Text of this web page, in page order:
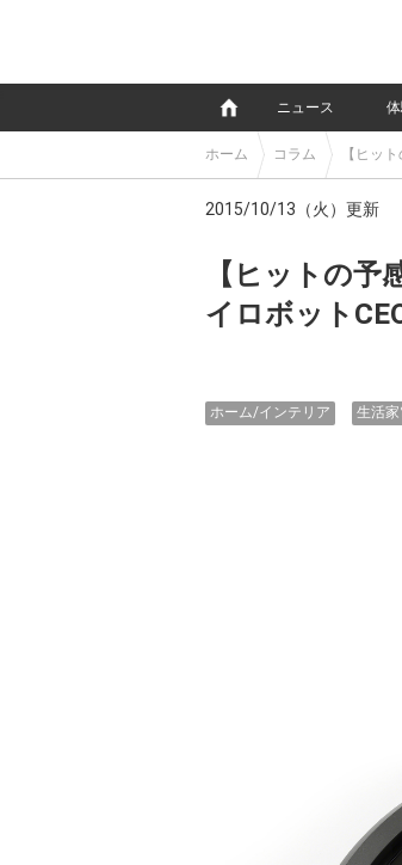
ニュース
ホーム コラム 【ヒッ
2015/10/13（火）更新
【ヒットの
イロボット
ホーム/インテリア 生活